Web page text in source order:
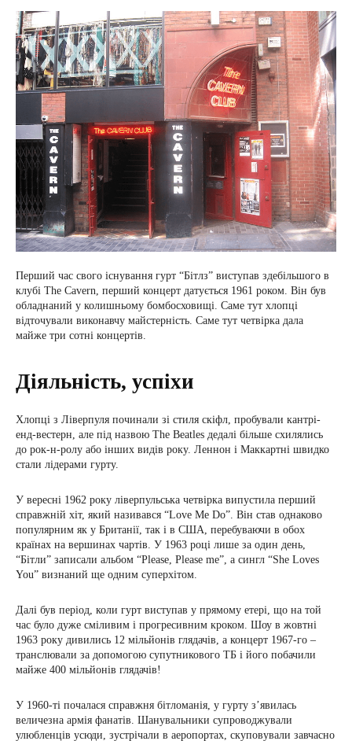
Перший час свого існування гурт “Бітлз” виступав здебільшого в
клубі The Cavern, перший концерт датується 1961 роком. Він був
обладнаний у колишньому бомбосховищі. Саме тут хлопці
відточували виконавчу майстерність. Саме тут четвірка дала
майже три сотні концертів.
Діяльність, успіхи
Хлопці з Ліверпуля починали зі стиля скіфл, пробували кантрі-
енд-вестерн, але під назвою The Beatles дедалі більше схилялись
до рок-н-ролу або інших видів року. Леннон і Маккартні швидко
стали лідерами гурту.
У вересні 1962 року ліверпульська четвірка випустила перший
справжній хіт, який називався “Love Me Do”. Він став однаково
популярним як у Британії, так і в США, перебуваючи в обох
країнах на вершинах чартів. У 1963 році лише за один день,
“Бітли” записали альбом “Please, Please me”, а сингл “She Loves
You” визнаний ще одним суперхітом.
Далі був період, коли гурт виступав у прямому етері, що на той
час було дуже сміливим і прогресивним кроком. Шоу в жовтні
1963 року дивились 12 мільйонів глядачів, а концерт 1967-го –
транслювали за допомогою супутникового ТБ і його побачили
майже 400 мільйонів глядачів!
У 1960-ті почалася справжня бітломанія, у гурту з’явилась
величезна армія фанатів. Шанувальники супроводжували
улюбленців усюди, зустрічали в аеропортах, скуповували завчасно